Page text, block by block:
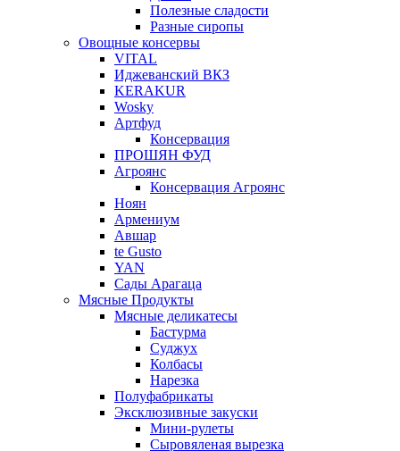
Полезные сладости
Разные сиропы
Овощные консервы
VITAL
Иджеванский ВКЗ
KERAKUR
Wosky
Артфуд
Консервация
ПРОШЯН ФУД
Агроянс
Консервация Агроянс
Ноян
Армениум
Авшар
te Gusto
YAN
Сады Арагаца
Мясные Продукты
Мясные деликатесы
Бастурма
Суджух
Колбасы
Нарезка
Полуфабрикаты
Эксклюзивные закуски
Мини-рулеты
Сыровяленая вырезка